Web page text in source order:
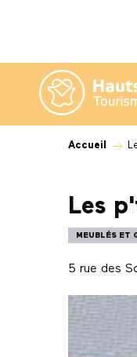
contenu
principal
Accueil
Les
MEUBLÉS ET
5 rue des